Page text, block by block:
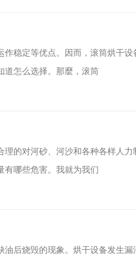
稳定等优点。因而，滚筒烘干设
道怎么选择。那麼，滚筒
的对河砂、河沙和各种各样人力
有哪些危害。我就为我们
后烧毁的现象。烘干设备发生漏